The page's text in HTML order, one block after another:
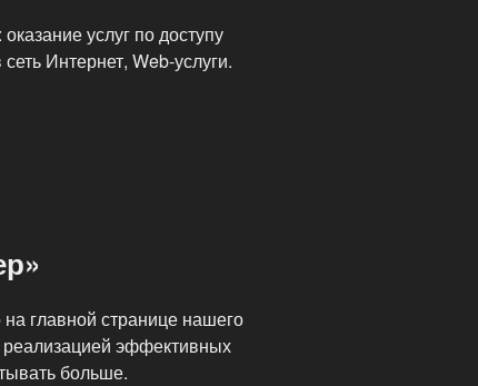
услуг по доступу
Интернет, Web-услуги.
главной странице нашего
эффективных
больше.